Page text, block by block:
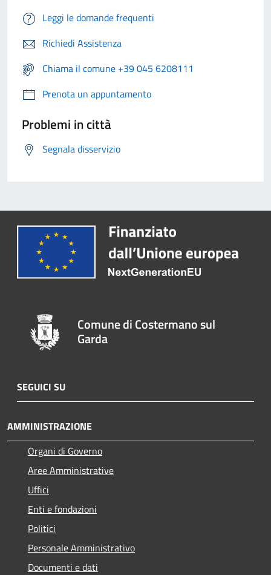
Leggi le domande frequenti
Richiedi Assistenza
Chiama il comune +39 045 6208111
Prenota un appuntamento
Problemi in città
Segnala disservizio
Comune di Costermano sul
Garda
SEGUICI SU
AMMINISTRAZIONE
Organi di Governo
Aree Amministrative
Uffici
Enti e fondazioni
Politici
Personale Amministrativo
Documenti e dati